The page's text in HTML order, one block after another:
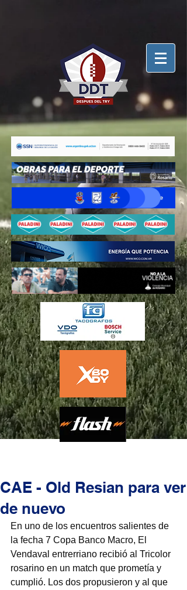
CAE - Old Resian para ver
de nuevo
En uno de los encuentros salientes de
la fecha 7 Copa Banco Macro, El
Vendaval entrerriano recibió al Tricolor
rosarino en un match que prometía y
cumplió. Los dos propusieron y al que